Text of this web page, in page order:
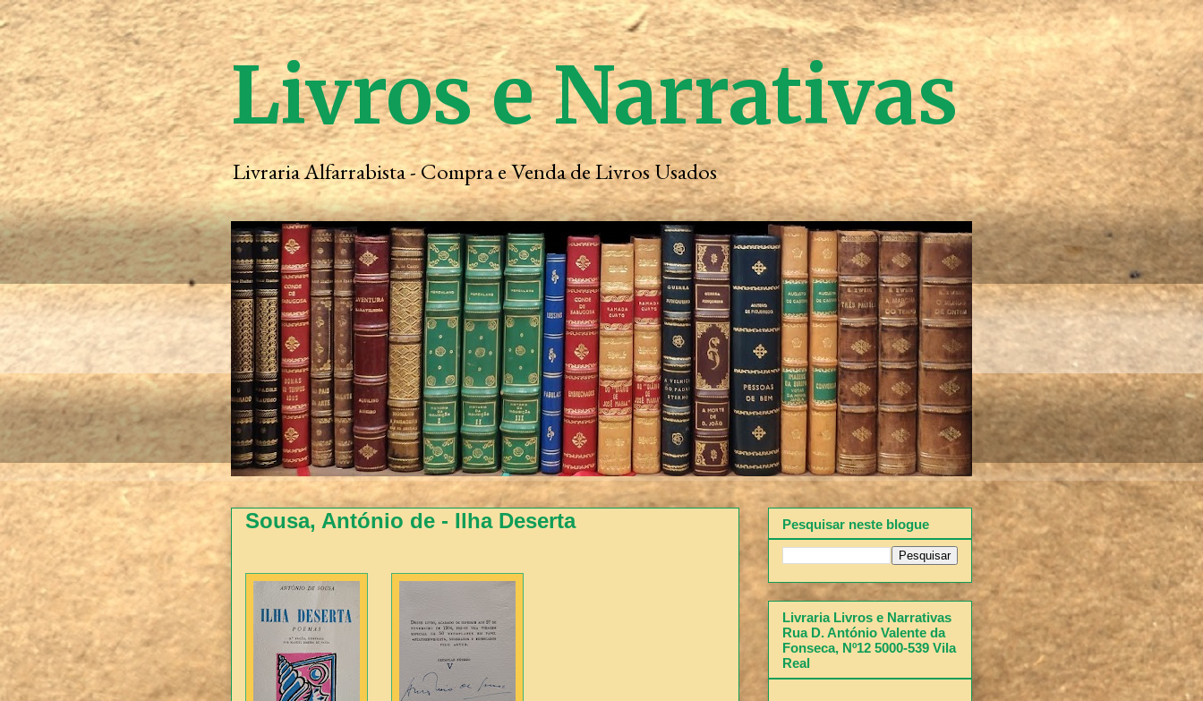
Livros e Narrativas
Livraria Alfarrabista - Compra e Venda de Livros Usados
Sousa, António de - Ilha Deserta Pesquisar neste blogue
Livraria Livros e Narrativas
Rua D. António Valente da
Fonseca, Nº12 5000-539 Vila
Real